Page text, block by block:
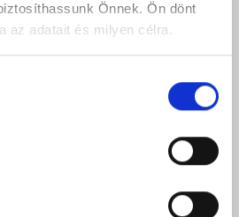
Önnek. Ön dönt
az adatait és milyen célra.
az Ön földrajzi
beazonosítása annak konkrét
aktív ellenőrzésével
a